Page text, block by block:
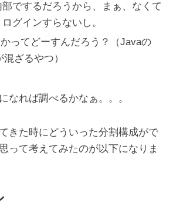
部でするだろうから、まぁ、なくて
グインすらないし。
ってどーすんだろう？（Javaの
ざるやつ）
なれば調べるかなぁ。。。
きた時にどういった分割構成がで
って考えてみたのが以下になりま